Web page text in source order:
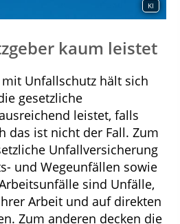
KI
kaum leistet
Unfallschutz hält sich
gesetzliche
leistet, falls
das ist nicht der Fall. Zum
Unfallversicherung
und Wegeunfällen sowie
sind Unfälle,
Arbeit und auf direkten
Zum anderen decken die